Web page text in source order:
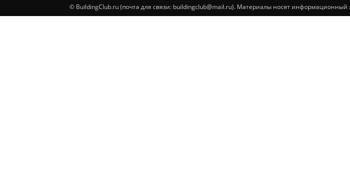
© BuildingClub.ru (почта для связи: buildingclub@mail.ru). Материалы носят